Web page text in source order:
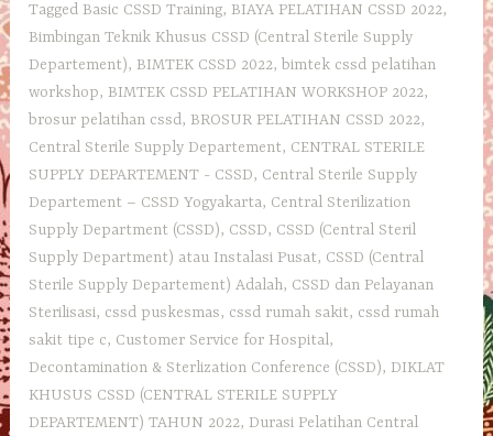
Tagged Basic CSSD Training, BIAYA PELATIHAN CSSD 2022,
Bimbingan Teknik Khusus CSSD (Central Sterile Supply
Departement), BIMTEK CSSD 2022, bimtek cssd pelatihan
workshop, BIMTEK CSSD PELATIHAN WORKSHOP 2022,
brosur pelatihan cssd, BROSUR PELATIHAN CSSD 2022,
Central Sterile Supply Departement, CENTRAL STERILE
SUPPLY DEPARTEMENT - CSSD, Central Sterile Supply
Departement – CSSD Yogyakarta, Central Sterilization
Supply Department (CSSD), CSSD, CSSD (Central Steril
Supply Department) atau Instalasi Pusat, CSSD (Central
Sterile Supply Departement) Adalah, CSSD dan Pelayanan
Sterilisasi, cssd puskesmas, cssd rumah sakit, cssd rumah
sakit tipe c, Customer Service for Hospital,
Decontamination & Sterlization Conference (CSSD),DIKLAT
KHUSUS CSSD (CENTRAL STERILE SUPPLY
DEPARTEMENT) TAHUN 2022,Durasi Pelatihan Central